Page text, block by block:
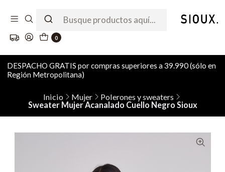
0
DESPACHO GRATIS por compras superiores a 39.990 (sólo en
Región Metropolitana)
Inicio Mujer
Polerones y sweaters
Sweater Mujer Acanalado Cuello Negro Sioux